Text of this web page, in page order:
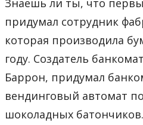
Знаешь ли ты, что
придумал сотрудник
которая производила
году. Создатель
Баррон, придумал
вендинговый автомат
шоколадных батончиков.